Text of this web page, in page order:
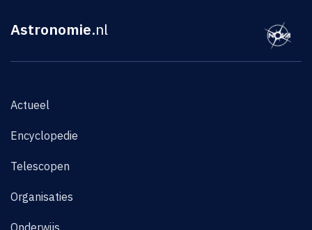
Astronomie.nl
Actueel
Encyclopedie
Telescopen
Organisaties
Onderwijs